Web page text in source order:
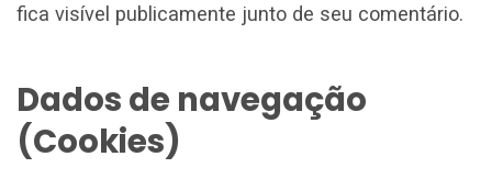
fica visível publicamente junto de seu comentário.
Dados de navegação
(Cookies)